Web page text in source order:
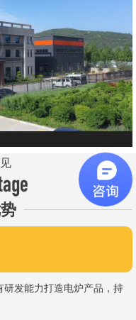
积累，公司产品质量稳
院所、工矿企业等领域，服
瓷、玻璃、铝业、汽车、特
、化工、金属烧结及金属热
口至海外多个国家和地
机制优化与科技创新，于
得质量诚信AAA 级企业荣
益求精、持续创新，自主
炉产品，多项产品通过相关
著、温控精准、智能自动化
脑控制、可编程自动升降
势，获得多项官方资质
洛阳市企业研发中心（证
发能力打造电炉产品，持